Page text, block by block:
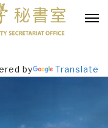
by Translate